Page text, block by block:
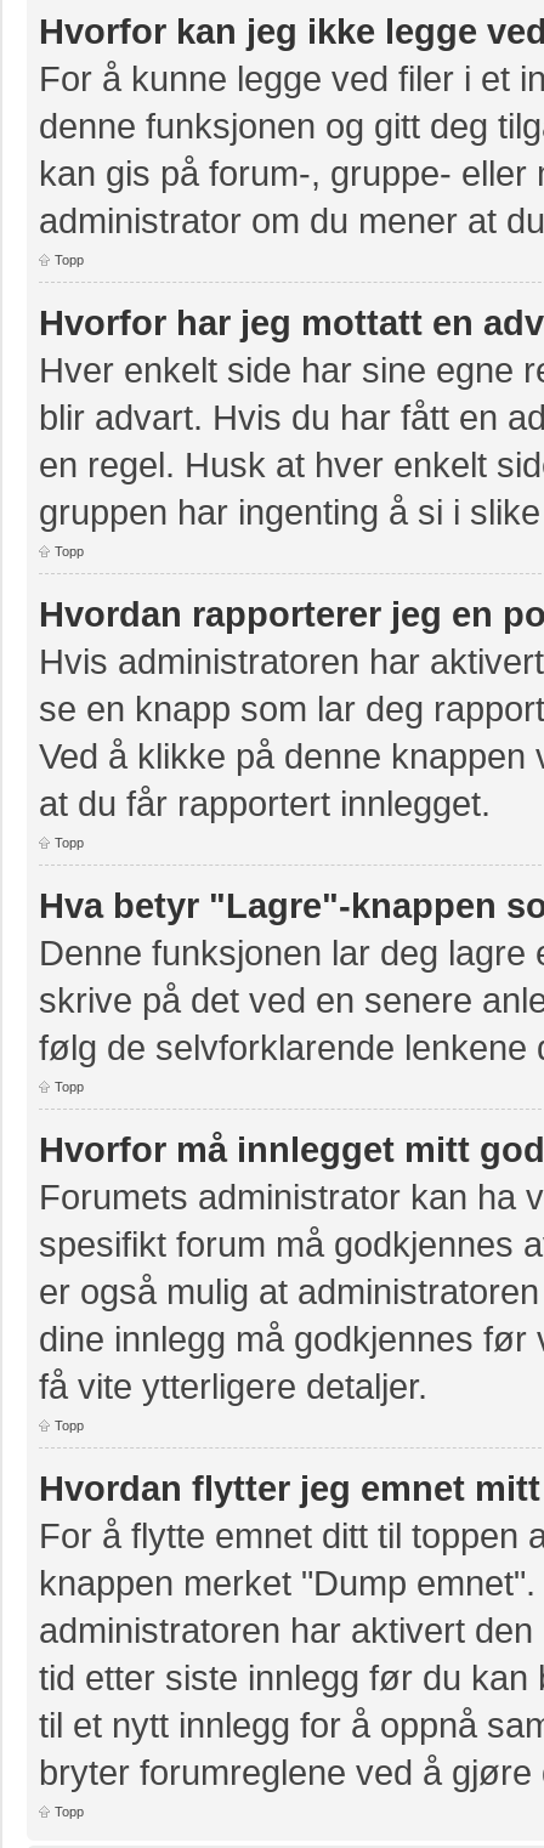
Hvorfor kan jeg ikke legge
For å kunne legge ved filer i et
denne funksjonen og gitt deg
kan gis på forum-, gruppe-
administrator om du mener at
Topp
Hvorfor har jeg mottatt en
Hver enkelt side har sine egne
blir advart. Hvis du har fått en
en regel. Husk at hver enkelt
gruppen har ingenting å si i
Topp
Hvordan rapporterer jeg en
Hvis administratoren har
se en knapp som lar deg
Ved å klikke på denne
at du får rapportert innlegget.
Topp
Hva betyr "Lagre"-knappen
Denne funksjonen lar deg
skrive på det ved en senere
følg de selvforklarende lenkene
Topp
Hvorfor må innlegget mitt
Forumets administrator kan ha
spesifikt forum må godkjennes
er også mulig at
dine innlegg må godkjennes
få vite ytterligere detaljer.
Topp
Hvordan flytter jeg emnet
For å flytte emnet ditt til toppen
knappen merket "Dump
administratoren har aktivert
tid etter siste innlegg før du
til et nytt innlegg for å oppnå
bryter forumreglene ved å gjøre
Topp